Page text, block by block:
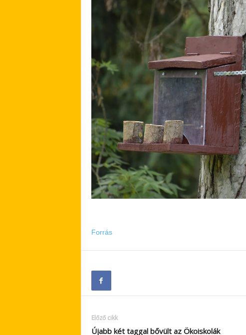
Forrás
Előző cikk
Újabb két taggal bővült az Ökoiskolák